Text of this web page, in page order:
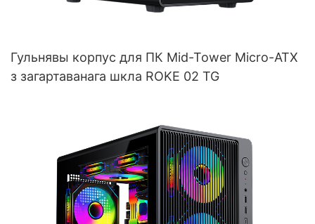
Гульнявы корпус для ПК Mid-Tower Micro-ATX
з загартаванага шкла ROKE 02 TG